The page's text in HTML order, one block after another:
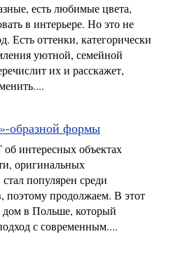
есть любимые цвета,
в интерьере. Но это не
Есть оттенки, категорически
уютной, семейной
их и расскажет,
образной формы
интересных объектах
оригинальных
популярен среди
поэтому продолжаем. В этот
в Польше, который
с современным....